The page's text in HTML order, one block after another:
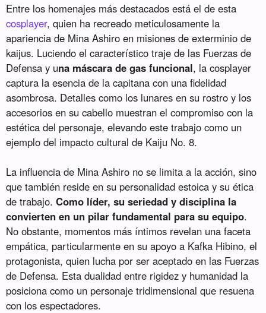
Entre los homenajes más destacados está el de esta
cosplayer, quien ha recreado meticulosamente la
apariencia de Mina Ashiro en misiones de exterminio de
kaijus. Luciendo el característico traje de las Fuerzas de
Defensa y una máscara de gas funcional, la cosplayer
captura la esencia de la capitana con una fidelidad
asombrosa. Detalles como los lunares en su rostro y los
accesorios en su cabello muestran el compromiso con la
estética del personaje, elevando este trabajo como un
ejemplo del impacto cultural de Kaiju No. 8.
La influencia de Mina Ashiro no se limita a la acción, sino
que también reside en su personalidad estoica y su ética
de trabajo. Como líder, su seriedad y disciplina la
convierten en un pilar fundamental para su equipo.
No obstante, momentos más íntimos revelan una faceta
empática, particularmente en su apoyo a Kafka Hibino, el
protagonista, quien lucha por ser aceptado en las Fuerzas
de Defensa. Esta dualidad entre rigidez y humanidad la
posiciona como un personaje tridimensional que resuena
con los espectadores.